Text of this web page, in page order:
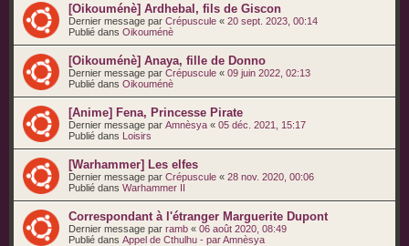
[Oikouménè] Ardhebal, fils de Giscon
Dernier message par Crépuscule « 20 sept. 2023, 00:14
Publié dans Oikouménè
[Oikouménè] Anaya, fille de Donno
Dernier message par Crépuscule « 09 juin 2022, 02:13
Publié dans Oikouménè
[Anime] Fena, Princesse Pirate
Dernier message par Amnèsya « 05 déc. 2021, 15:17
Publié dans Loisirs
[Warhammer] Les elfes
Dernier message par Crépuscule « 28 nov. 2020, 00:06
Publié dans Warhammer II
Correspondant à l'étranger Marguerite Dupont
Dernier message par ramb « 06 août 2020, 08:49
Publié dans Appel de Cthulhu - par Amnèsya